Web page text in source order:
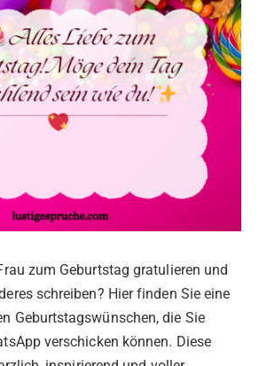
zum Geburtstag gratulieren und
schreiben? Hier finden Sie eine
Geburtstagswünschen, die Sie
verschicken können. Diese